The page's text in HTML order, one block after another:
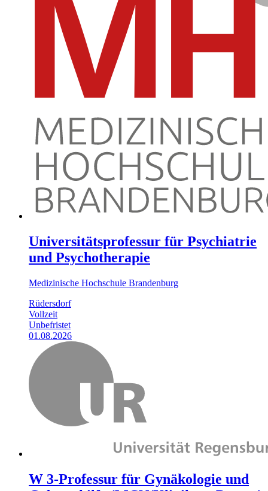
Universitätsprofessur für Psychiatrie
und Psychotherapie
Medizinische Hochschule Brandenburg
Rüdersdorf
Vollzeit
Unbefristet
01.08.2026
W 3-Professur für Gynäkologie und